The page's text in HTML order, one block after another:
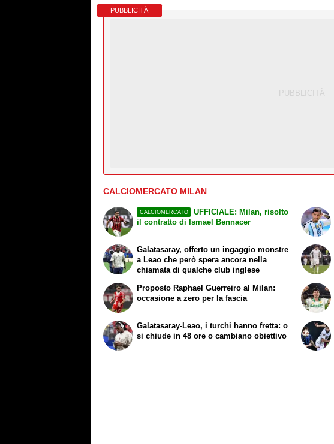
PUBBLICITÀ
CALCIOMERCATO MILAN
CALCIOMERCATO
UFFICIALE: Milan, risolto
il contratto di Ismael Bennacer
Galatasaray, offerto un ingaggio monstre
a Leao che però spera ancora nella
chiamata di qualche club inglese
Proposto Raphael Guerreiro al Milan:
occasione a zero per la fascia
Galatasaray-Leao, i turchi hanno fretta: o
si chiude in 48 ore o cambiano obiettivo